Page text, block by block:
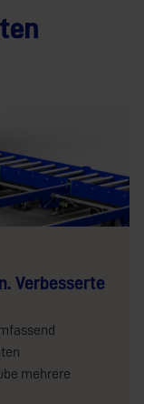
Verbesserte
mehrere